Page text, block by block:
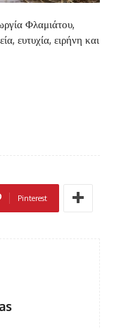
Φλαμιάτου,
ευτυχία, ειρήνη και
Pinterest